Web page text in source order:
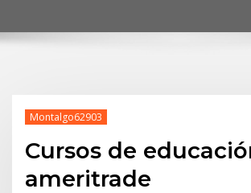
Montalgo62903
Cursos de
ameritrade